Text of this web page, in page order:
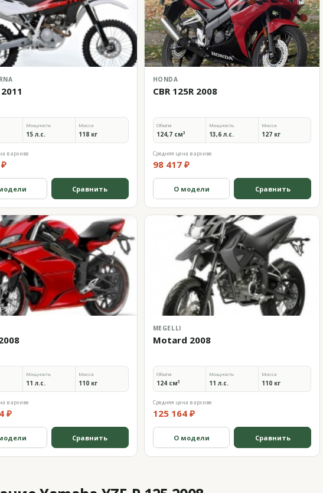
Мощность
15 л.с.
Масса
118 кг
в архиве
Сравнить
HONDA
CBR 125R 2008
Объём
124,7 см³
Мощность
13,6 л.с.
Масса
127 кг
Средняя цена в архиве
98 417 ₽
О модели Сравнить
Мощность
11 л.с.
Масса
110 кг
в архиве
₽
Сравнить
MEGELLI
Motard 2008
Объём
124 см³
Мощность
11 л.с.
Масса
110 кг
Средняя цена в архиве
125 164 ₽
О модели Сравнить